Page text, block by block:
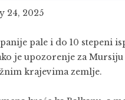
24, 2025
pale i do 10 stepeni
je upozorenje za
krajevima zemlje.